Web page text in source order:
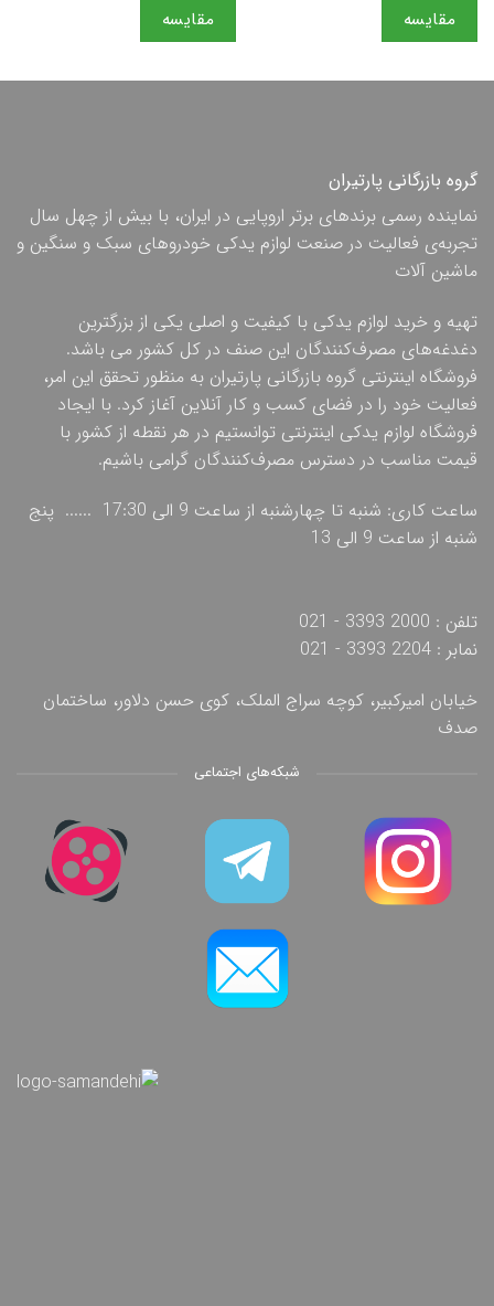
مقایسه مقایسه
گروه بازرگانی پارتیران
نماینده رسمی برندهای برتر اروپایی در ایران، با بیش از چهل سال
تجربه‌ی فعالیت در صنعت لوازم یدکی خودروهای سبک و سنگین و
ماشین آلات
تهیه و خرید لوازم یدکی با کیفیت و اصلی یکی از بزرگترین
دغدغه‌های مصرف‌کنندگان این صنف در کل کشور می باشد.
فروشگاه اینترنتی گروه بازرگانی پارتیران به منظور تحقق این امر،
فعالیت خود را در فضای کسب و کار آنلاین آغاز کرد. با ایجاد
فروشگاه لوازم یدکی اینترنتی توانستیم در هر نقطه از کشور با
قیمت مناسب در دسترس مصرف‌کنندگان گرامی باشیم.
ساعت کاری: شنبه تا چهارشنبه از ساعت 9 الی 17:30 ...... پنج
شنبه از ساعت 9 الی 13
تلفن : 2000 3393 - 021
نمابر : 2204 3393 - 021
خیابان امیرکبیر، کوچه سراج الملک، کوی حسن دلاور، ساختمان
صدف
شبکه‌های اجتماعی